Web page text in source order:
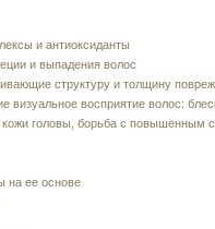
и антиоксиданты
и выпадения волос
структуру и толщину
визуальное восприятие волос:
головы, борьба с повышенным
на ее основе